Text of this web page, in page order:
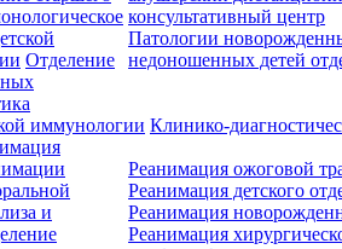
консультативный центр
Патологии
недоношенных детей
Отделение
иммунологии Клинико-
и
Реанимация ожоговой
Реанимация детского
Реанимация
Реанимация